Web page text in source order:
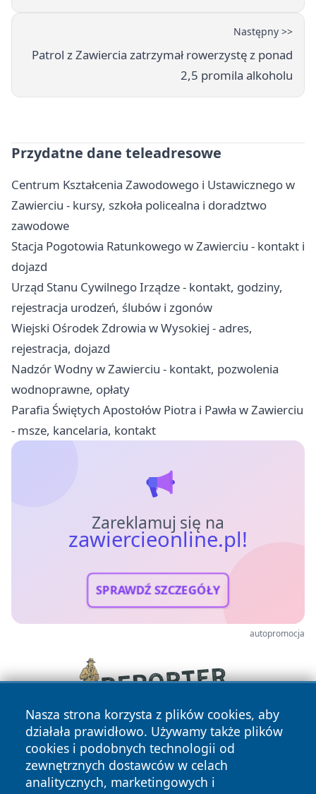
Następny >>
Patrol z Zawiercia zatrzymał rowerzystę z ponad
2,5 promila alkoholu
Przydatne dane teleadresowe
Centrum Kształcenia Zawodowego i Ustawicznego w
Zawierciu - kursy, szkoła policealna i doradztwo
zawodowe
Stacja Pogotowia Ratunkowego w Zawierciu - kontakt i
dojazd
Urząd Stanu Cywilnego Irządze - kontakt, godziny,
rejestracja urodzeń, ślubów i zgonów
Wiejski Ośrodek Zdrowia w Wysokiej - adres,
rejestracja, dojazd
Nadzór Wodny w Zawierciu - kontakt, pozwolenia
wodnoprawne, opłaty
Parafia Świętych Apostołów Piotra i Pawła w Zawierciu
- msze, kancelaria, kontakt
Zareklamuj się na
zawiercieonline.pl!
SPRAWDŹ SZCZEGÓŁY
autopromocja
Nasza strona korzysta z plików cookies, aby
działała prawidłowo. Używamy także plików
cookies i podobnych technologii od
zewnętrznych dostawców w celach
analitycznych, marketingowych i